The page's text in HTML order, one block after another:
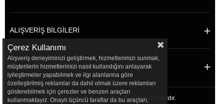
ALIŞVERİŞ BİLGİLERİ
POPÜLER KATEGORİLER
© 2022 sersanhirdavat.com - Tüm hakları saklıdır.
Çerez Kullanımı
Alışveriş deneyiminizi geliştirmek, hizmetlerimizi sunmak,
müşterilerin hizmetlerimizi nasıl kullandığını anlayarak
iyileştirmeler yapabilmek ve ilgi alanlarına göre
özelleştirilmiş reklamlar da dahil olmak üzere reklamları
gösterebilmek için çerezler ve benzeri araçları
kullanmaktayız. Onaylı üçüncü taraflar da bu araçları,